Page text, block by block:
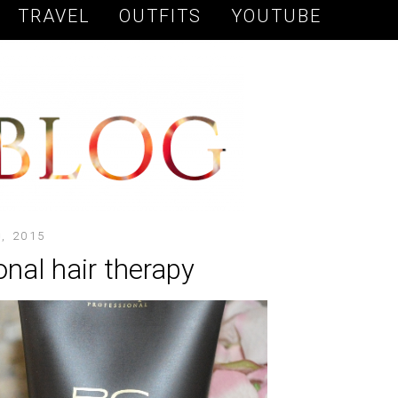
TRAVEL OUTFITS YOUTUBE
2015
hair therapy